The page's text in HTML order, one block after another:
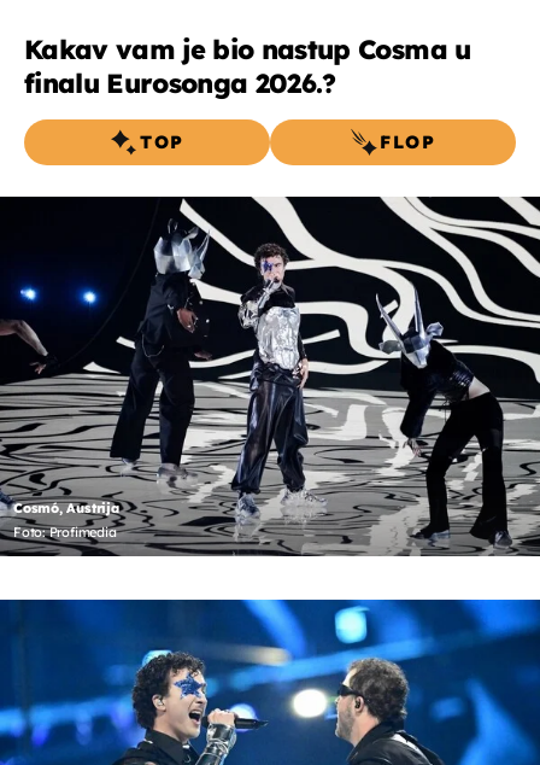
Kakav vam je bio nastup Cosma u
finalu Eurosonga 2026.?
TOP FLOP
Cosmó, Austrija
Foto: Profimedia